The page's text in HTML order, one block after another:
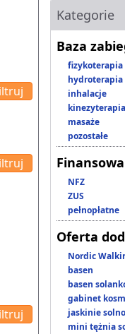
Kategorie
Baza
fizykoterapia
hydroterapia
inhalacje
kinezyterapia
masaże
pozostałe
NFZ
ZUS
pełnopłatne
Oferta
Nordic
basen
basen
gabinet
jaskinie
mini tężnia